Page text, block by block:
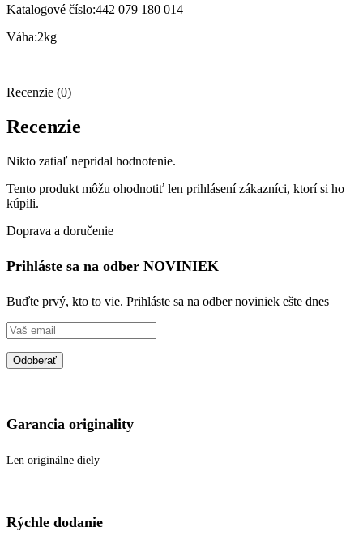
Katalogové číslo:442 079 180 014
Váha:2kg
Recenzie (0)
Recenzie
Nikto zatiaľ nepridal hodnotenie.
Tento produkt môžu ohodnotiť len prihlásení zákazníci, ktorí si ho
kúpili.
Doprava a doručenie
Prihláste sa na odber NOVINIEK
Buďte prvý, kto to vie. Prihláste sa na odber noviniek ešte dnes
Garancia originality
Len originálne diely
Rýchle dodanie